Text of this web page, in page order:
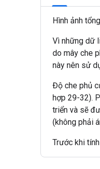
Hình ảnh
Vì những dữ
do mây che
này nên sử
Độ che phủ
hợp 29-32).
triển và sẽ
(không phải
Trước khi